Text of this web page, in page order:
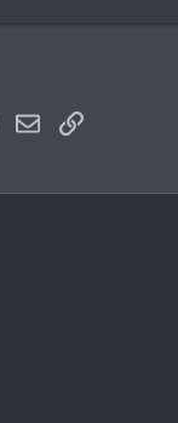
WhatsApp
EmailLink